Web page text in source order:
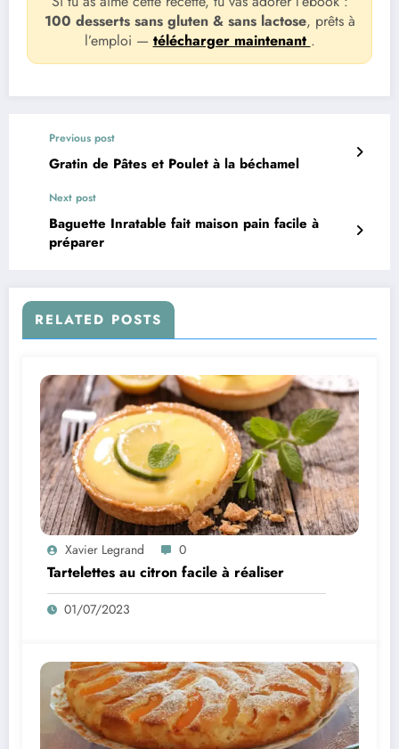
100 desserts sans gluten & sans lactose, prêts à
l’emploi — télécharger maintenant .
Previous post
Gratin de Pâtes et Poulet à la béchamel
Next post
Baguette Inratable fait maison pain facile à
préparer
RELATED POSTS
Xavier Legrand 0
Tartelettes au citron facile à réaliser
01/07/2023